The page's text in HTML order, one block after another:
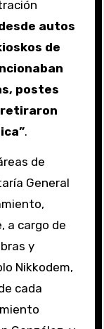
autos
de
postes
retiraron
.
de
General
a cargo de
y
Nikkodem,
cada